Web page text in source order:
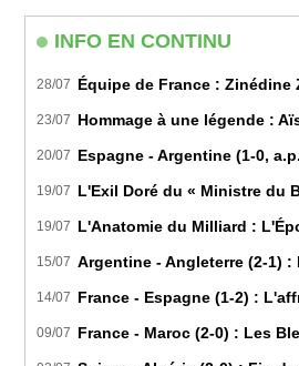
INFO EN CONTINU
28/07 Équipe de France :
23/07 Hommage à une légende :
20/07 Espagne - Argentine (1-0,
19/07 L'Exil Doré du « Ministre du
19/07 L'Anatomie du Milliard :
15/07 Argentine - Angleterre (2-1)
14/07 France - Espagne (1-2) :
09/07 France - Maroc (2-0) : Les